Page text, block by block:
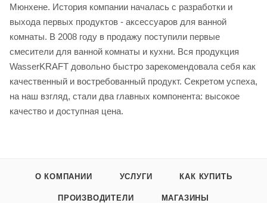
Мюнхене. История компании началась с разработки и
выхода первых продуктов - аксессуаров для ванной
комнаты. В 2008 году в продажу поступили первые
смесители для ванной комнаты и кухни. Вся продукция
WasserKRAFT довольно быстро зарекомендовала себя как
качественный и востребованный продукт. Секретом успеха,
на наш взгляд, стали два главных компонента: высокое
качество и доступная цена.
О КОМПАНИИ УСЛУГИ КАК КУПИТЬ
ПРОИЗВОДИТЕЛИ МАГАЗИНЫ